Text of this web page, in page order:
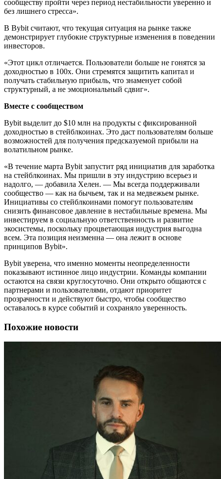
сообществу пройти через период нестабильности уверенно и
без лишнего стресса».
В Bybit считают, что текущая ситуация на рынке также
демонстрирует глубокие структурные изменения в поведении
инвесторов.
«Этот цикл отличается. Пользователи больше не гонятся за
доходностью в 100х. Они стремятся защитить капитал и
получать стабильную прибыль, что знаменует собой
структурный, а не эмоциональный сдвиг».
Вместе с сообществом
Bybit выделит до $10 млн на продукты с фиксированной
доходностью в стейблкоинах. Это даст пользователям больше
возможностей для получения предсказуемой прибыли на
волатильном рынке.
«В течение марта Bybit запустит ряд инициатив для заработка
на стейблкоинах. Мы пришли в эту индустрию всерьез и
надолго, — добавила Хелен. — Мы всегда поддерживали
сообщество — как на бычьем, так и на медвежьем рынке.
Инициативы со стейблкоинами помогут пользователям
снизить финансовое давление в нестабильные времена. Мы
инвестируем в социальную ответственность и развитие
экосистемы, поскольку процветающая индустрия выгодна
всем. Эта позиция неизменна — она лежит в основе
принципов Bybit».
Bybit уверена, что именно моменты неопределенности
показывают истинное лицо индустрии. Команды компании
остаются на связи круглосуточно. Они открыто общаются с
партнерами и пользователями, отдают приоритет
прозрачности и действуют быстро, чтобы сообщество
оставалось в курсе событий и сохраняло уверенность.
Похожие новости